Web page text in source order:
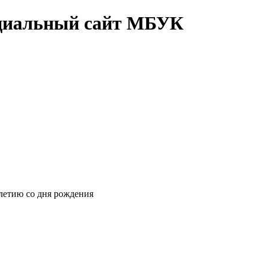
сайт МБУК
со дня рождения